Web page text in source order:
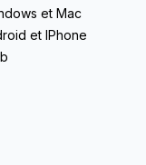
et Mac
et IPhone